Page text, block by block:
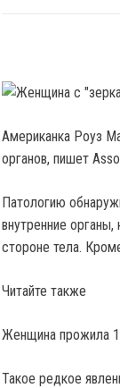
Американка Роуз
органов, пишет
Патологию
внутренние
стороне тела.
Читайте также
Женщина прожила
Такое редкое